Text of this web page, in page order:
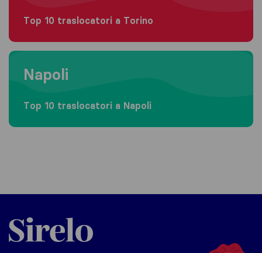
Top 10 traslocatori a Torino
Moving to Napoli
Napoli
Top 10 traslocatori a Napoli
Sirelo.it